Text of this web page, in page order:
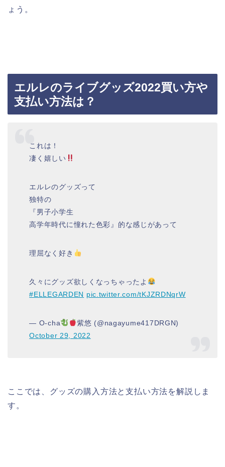
ょう。
エルレのライブグッズ2022買い方や
支払い方法は？
これは！
凄く嬉しい
エルレのグッズって
独特の
『男子小学生
高学年時代に憧れた色彩』的な感じがあって
理屈なく好き
久々にグッズ欲しくなっちゃったよ
#ELLEGARDEN pic.twitter.com/tKJZRDNqrW
— O-cha
紫悠 (@nagayume417DRGN)
October 29, 2022
ここでは、グッズの購入方法と支払い方法を解説しま
す。